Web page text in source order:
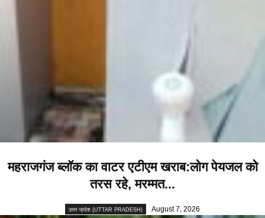
महराजगंज ब्लॉक का वाटर एटीएम खराब:लोग पेयजल को
तरस रहे, मरम्मत...
उत्तर प्रदेश (UTTAR PRADESH) August 7, 2026